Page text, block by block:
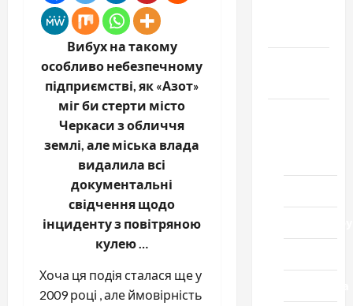
Вибух на такому
особливо небезпечному
підприємстві, як «Азот»
міг би стерти місто
Черкаси з обличчя
землі, але міська влада
видалила всі
документальні
свідчення щодо
інциденту з повітряною
кулею …
Хоча ця подія сталася ще у
2009 році , але ймовірність